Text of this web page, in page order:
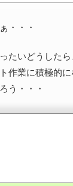
・・・
たいどうした
作業に積極的
う・・・